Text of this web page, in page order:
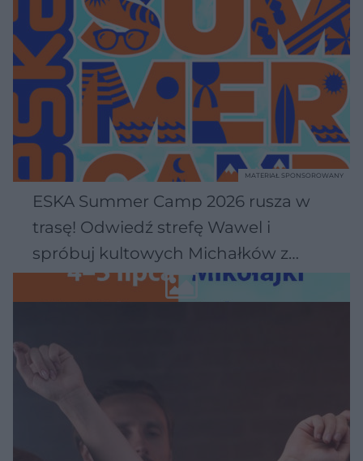
ESKA Summer Camp 2026 rusza w
trasę! Odwiedź strefę Wawel i
spróbuj kultowych Michałków z
Wawelu
MATERIAŁ SPONSOROWANY